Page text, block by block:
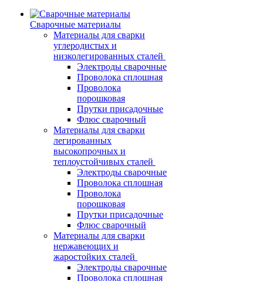
Сварочные материалы
Материалы для сварки
углеродистых и
низколегированных сталей
Электроды сварочные
Проволока сплошная
Проволока
порошковая
Прутки присадочные
Флюс сварочный
Материалы для сварки
легированных
высокопрочных и
теплоустойчивых сталей
Электроды сварочные
Проволока сплошная
Проволока
порошковая
Прутки присадочные
Флюс сварочный
Материалы для сварки
нержавеющих и
жаростойких сталей
Электроды сварочные
Проволока сплошная